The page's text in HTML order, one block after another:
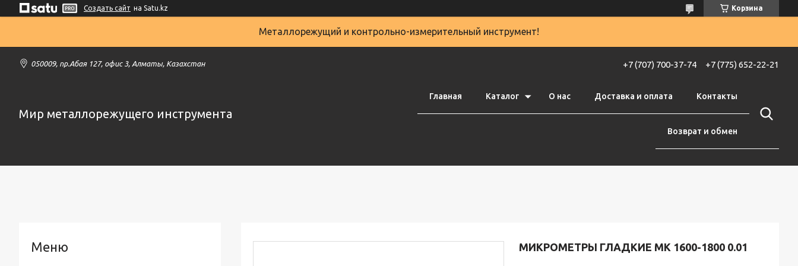
Создать сайт на Satu.kz Корзина
Металлорежущий и контрольно-измерительный инструмент!
050009, пр.Абая 127, офис 3, Алматы, Казахстан +7 (707) 700-37-74 +7 (775) 652-22-21
Мир металлорежущего инструмента
Главная Каталог О нас Доставка и оплата Контакты
Возврат и обмен
МИКРОМЕТРЫ ГЛАДКИЕ МК 1600-1800 0.01